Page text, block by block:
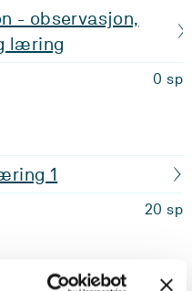
- observasjon,
læring
0 sp
1
20 sp